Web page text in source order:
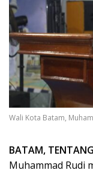
Wali Kota Batam,
BATAM,
Muhammad Rudi